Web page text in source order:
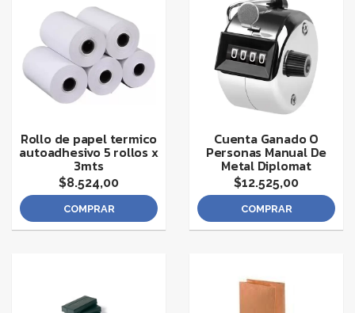
Rollo de papel termico
autoadhesivo 5 rollos x
3mts
$8.524,00
COMPRAR
Cuenta Ganado O
Personas Manual De
Metal Diplomat
$12.525,00
COMPRAR